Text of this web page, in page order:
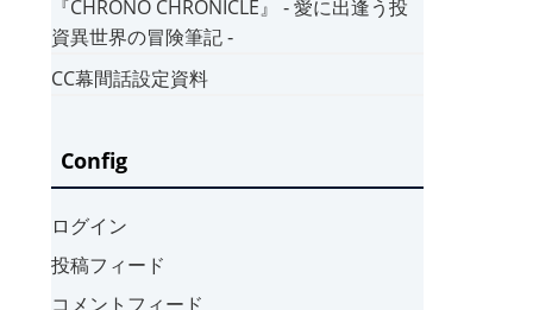
『CHRONO CHRONICLE』 ‐ 愛に出逢う投
資異世界の冒険筆記 ‐
CC幕間話設定資料
Config
ログイン
投稿フィード
コメントフィード